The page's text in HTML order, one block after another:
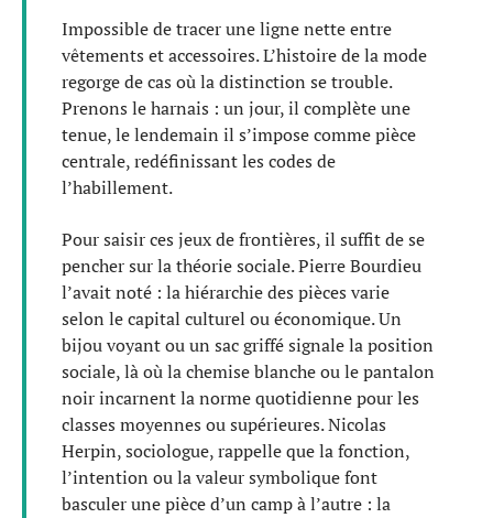
Impossible de tracer une ligne nette entre
vêtements et accessoires. L’histoire de la mode
regorge de cas où la distinction se trouble.
Prenons le harnais : un jour, il complète une
tenue, le lendemain il s’impose comme pièce
centrale, redéfinissant les codes de
l’habillement.
Pour saisir ces jeux de frontières, il suffit de se
pencher sur la théorie sociale. Pierre Bourdieu
l’avait noté : la hiérarchie des pièces varie
selon le capital culturel ou économique. Un
bijou voyant ou un sac griffé signale la position
sociale, là où la chemise blanche ou le pantalon
noir incarnent la norme quotidienne pour les
classes moyennes ou supérieures. Nicolas
Herpin, sociologue, rappelle que la fonction,
l’intention ou la valeur symbolique font
basculer une pièce d’un camp à l’autre : la